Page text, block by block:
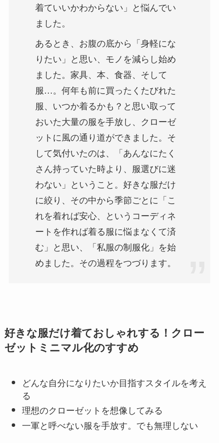
着ていいかわからない」と悩んでい
ました。
あるとき、お腹の底から「身軽にな
りたい」と思い、モノを減らし始め
ました。家具、本、食器、そして
服…。何年も前に買ったくたびれた
服、いつか着るかも？と思い取って
おいた大量の服を手放し、クローゼ
ットに風の通り道ができました。そ
して気付いたのは、「あんなにたく
さん持っていた時より、服選びに迷
わない」ということ。好きな服だけ
に絞り、その中から季節ごとに「こ
れを着れば安心、というコーディネ
ートを作れば着る服に悩まなくて済
む」と思い、「私服の制服化」を始
めました。その過程をつづります。
好きな服だけ着ておしゃれする！クロー
ゼットミニマル化のすすめ
どんな自分になりたいか目指すスタイルを考え
る
理想のクローゼットを想像してみる
一軍と呼べない服を手放す。でも無理しない